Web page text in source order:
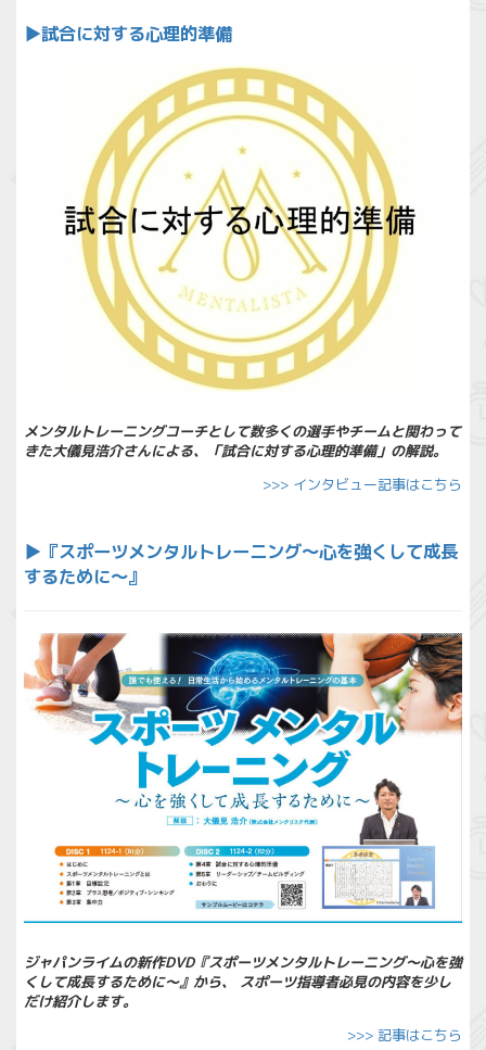
▶︎試合に対する心理的準備
メンタルトレーニングコーチとして数多くの選手やチームと関わって
きた大儀見浩介さんによる、「試合に対する心理的準備」の解説。
>>> インタビュー記事はこちら
▶︎ 『スポーツメンタルトレーニング～心を強くして成長
するために～』
ジャパンライムの新作DVD『スポーツメンタルトレーニング～心を強
くして成長するために～』から、 スポーツ指導者必見の内容を少し
だけ紹介します。
>>> 記事はこちら